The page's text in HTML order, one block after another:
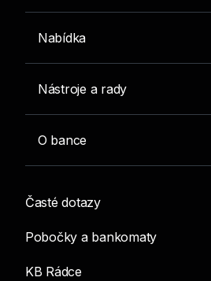
Nabídka
Nástroje a rady
O bance
Časté dotazy
Pobočky a bankomaty
KB Rádce